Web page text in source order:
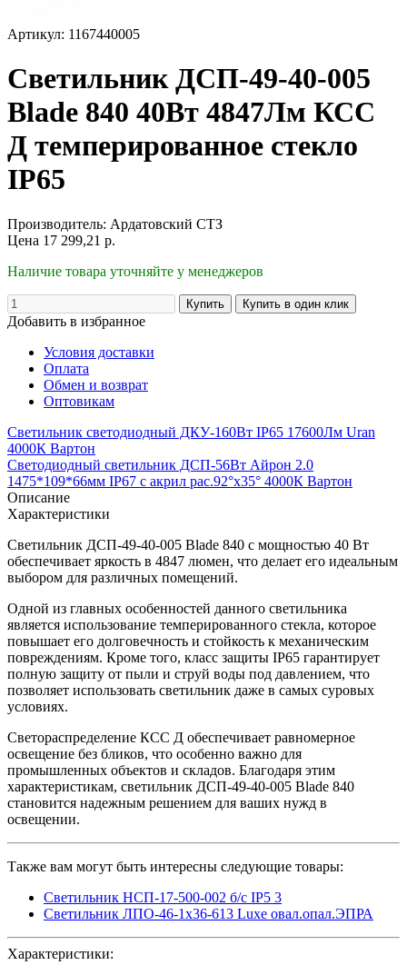
Артикул: 1167440005
Светильник ДСП-49-40-005
Blade 840 40Вт 4847Лм КСС
Д темперированное стекло
IP65
Производитель: Ардатовский СТЗ
Цена 17 299,21 р.
Наличие товара уточняйте у менеджеров
Добавить в избранное
Условия доставки
Оплата
Обмен и возврат
Оптовикам
Светильник светодиодный ДКУ-160Вт IP65 17600Лм Uran
4000К Вартон
Светодиодный светильник ДСП-56Вт Айрон 2.0
1475*109*66мм IP67 с акрил рас.92°x35° 4000К Вартон
Описание
Характеристики
Cветильник ДСП-49-40-005 Blade 840 c мощностью 40 Вт
обеспечивает яркость в 4847 люмен, что делает его идеальным
выбором для различных помещений.
Одной из главных особенностей данного светильника
является использование темперированного стекла, которое
повышает его долговечность и стойкость к механическим
повреждениям. Кроме того, класс защиты IP65 гарантирует
полную защиту от пыли и струй воды под давлением, что
позволяет использовать светильник даже в самых суровых
условиях.
Светораспределение КСС Д обеспечивает равномерное
освещение без бликов, что особенно важно для
промышленных объектов и складов. Благодаря этим
характеристикам, светильник ДСП-49-40-005 Blade 840
становится надежным решением для ваших нужд в
освещении.
Также вам могут быть интересны следующие товары:
Светильник НСП-17-500-002 б/с IP5 3
Светильник ЛПО-46-1х36-613 Luxe овал.опал.ЭПРА
Характеристики: